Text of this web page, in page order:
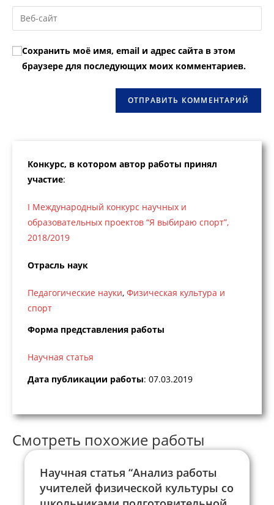
пользователя,
чтобы
прокомментировать
email-
адрес,
прокомментировать
Введите
URL
вашего
веб-
сайта
Сохранить моё имя, email и адрес сайта в этом
браузере для последующих моих комментариев.
Конкурс, в котором автор работы принял
участие:
I Международный конкурс научных и
образовательных проектов “Я выбираю спорт”,
2018/2019
Отрасль наук
Педагогические науки, Физическая культура и
спорт
Форма представления работы
Научная статья
Дата публикации работы: 07.03.2019
Смотреть похожие работы
Научная статья “Анализ работы
учителей физической культуры со